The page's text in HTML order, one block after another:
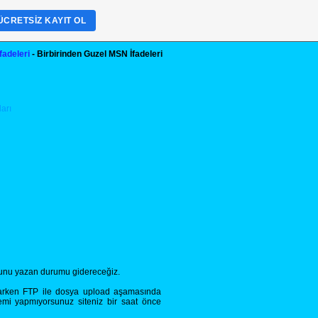
- Birbirinden Guzel MSN İfadeleri
yazan durumu gidereceğiz.
FTP ile dosya upload aşamasında
yapmıyorsunuz siteniz bir saat önce
KAYIT OL